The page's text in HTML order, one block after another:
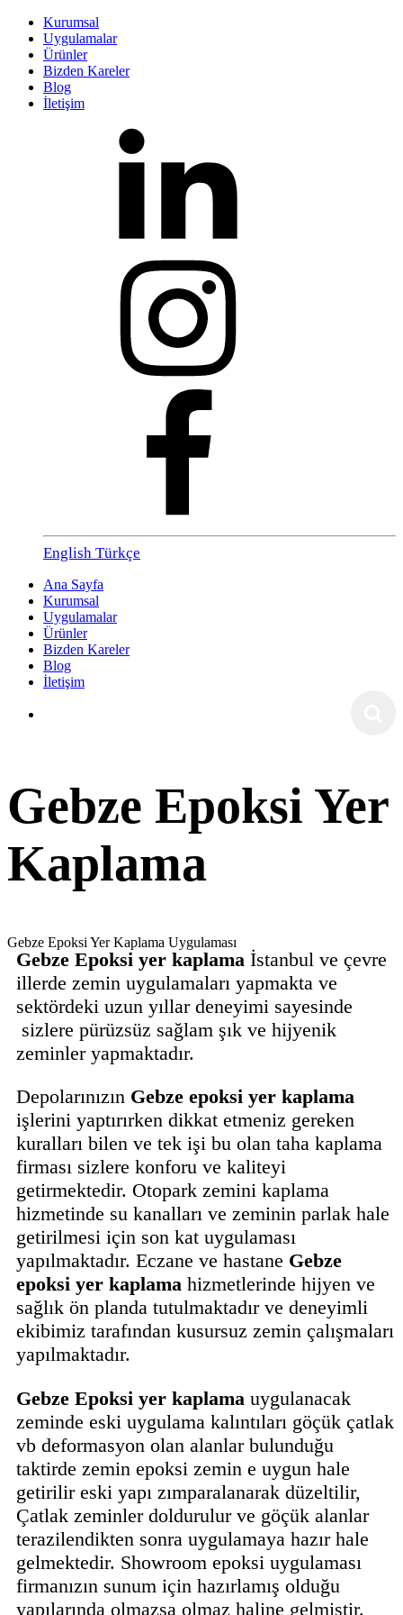
Kurumsal
Uygulamalar
Ürünler
Bizden Kareler
Blog
İletişim
English Türkçe
Ana Sayfa
Kurumsal
Uygulamalar
Ürünler
Bizden Kareler
Blog
İletişim
Gebze Epoksi Yer
Kaplama
Gebze Epoksi Yer Kaplama Uygulaması
Gebze Epoksi yer kaplama İstanbul ve çevre
illerde zemin uygulamaları yapmakta ve
sektördeki uzun yıllar deneyimi sayesinde
sizlere pürüzsüz sağlam şık ve hijyenik
zeminler yapmaktadır.
Depolarınızın Gebze epoksi yer kaplama
işlerini yaptırırken dikkat etmeniz gereken
kuralları bilen ve tek işi bu olan taha kaplama
firması sizlere konforu ve kaliteyi
getirmektedir. Otopark zemini kaplama
hizmetinde su kanalları ve zeminin parlak hale
getirilmesi için son kat uygulaması
yapılmaktadır. Eczane ve hastane Gebze
epoksi yer kaplama hizmetlerinde hijyen ve
sağlık ön planda tutulmaktadır ve deneyimli
ekibimiz tarafından kusursuz zemin çalışmaları
yapılmaktadır.
Gebze Epoksi yer kaplama uygulanacak
zeminde eski uygulama kalıntıları göçük çatlak
vb deformasyon olan alanlar bulunduğu
taktirde zemin epoksi zemin e uygun hale
getirilir eski yapı zımparalanarak düzeltilir,
Çatlak zeminler doldurulur ve göçük alanlar
terazilendikten sonra uygulamaya hazır hale
gelmektedir. Showroom epoksi uygulaması
firmanızın sunum için hazırlamış olduğu
yapılarında olmazsa olmaz haline gelmiştir.